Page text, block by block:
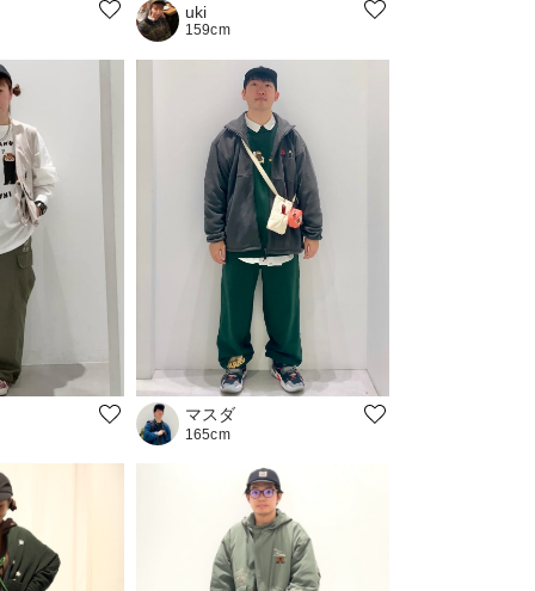
uki
159cm
マスダ
165cm